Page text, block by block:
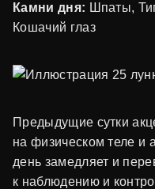
Камни дня: Шпаты,
Кошачий глаз
Предыдущие сутки
на физическом теле и
день замедляет и
к наблюдению и